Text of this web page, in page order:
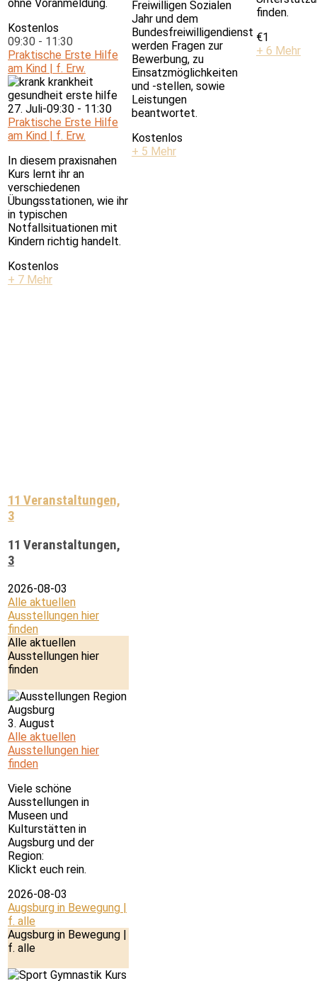
ohne Voranmeldung.
Kostenlos
09:30 - 11:30
Praktische Erste Hilfe
am Kind | f. Erw.
27. Juli-09:30 - 11:30
Praktische Erste Hilfe
am Kind | f. Erw.
In diesem praxisnahen
Kurs lernt ihr an
verschiedenen
Übungsstationen, wie ihr
in typischen
Notfallsituationen mit
Kindern richtig handelt.
Kostenlos
+ 7 Mehr
Freiwilligen Sozialen
Jahr und dem
Bundesfreiwilligendienst
werden Fragen zur
Bewerbung, zu
Einsatzmöglichkeiten
und -stellen, sowie
Leistungen
beantwortet.
Kostenlos
+ 5 Mehr
finden.
€1
+ 6 Mehr
11 Veranstaltungen,
3
11 Veranstaltungen,
3
2026-08-03
Alle aktuellen
Ausstellungen hier
finden
Alle aktuellen
Ausstellungen hier
finden
3. August
Alle aktuellen
Ausstellungen hier
finden
Viele schöne
Ausstellungen in
Museen und
Kulturstätten in
Augsburg und der
Region:
Klickt euch rein.
2026-08-03
Augsburg in Bewegung |
f. alle
Augsburg in Bewegung |
f. alle